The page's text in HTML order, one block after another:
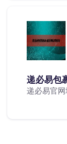
递必易包
递必易官